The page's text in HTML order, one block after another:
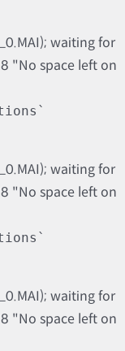
waiting for
"No space left on
waiting for
"No space left on
waiting for
"No space left on